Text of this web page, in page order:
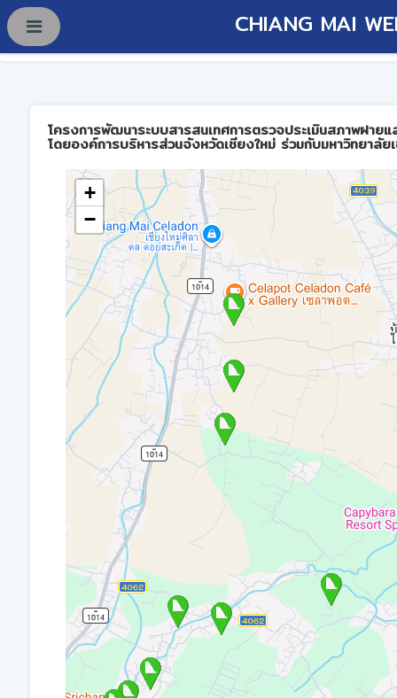
CHIANG MAI
โครงการพัฒนาระบบสารสนเทศการตรวจประเมินสภาพฝาย
โดยองค์การบริหารส่วนจังหวัดเชียงใหม่ ร่วมกับมหาวิทยาลัย
+
−